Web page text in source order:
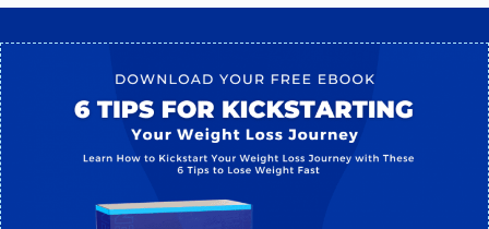
"about":"@type":"Drug","name":"Tirzepatide","alternateName":"